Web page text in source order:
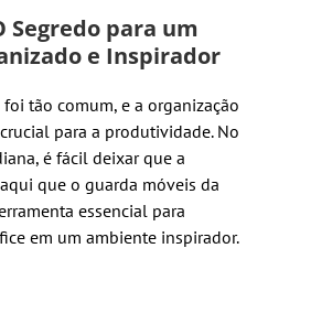
Segredo para um
e Inspirador
tão comum, e a organização
para a produtividade. No
é fácil deixar que a
que o guarda móveis da
essencial para
em um ambiente inspirador.